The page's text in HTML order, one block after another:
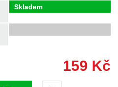
Skladem
159 Kč